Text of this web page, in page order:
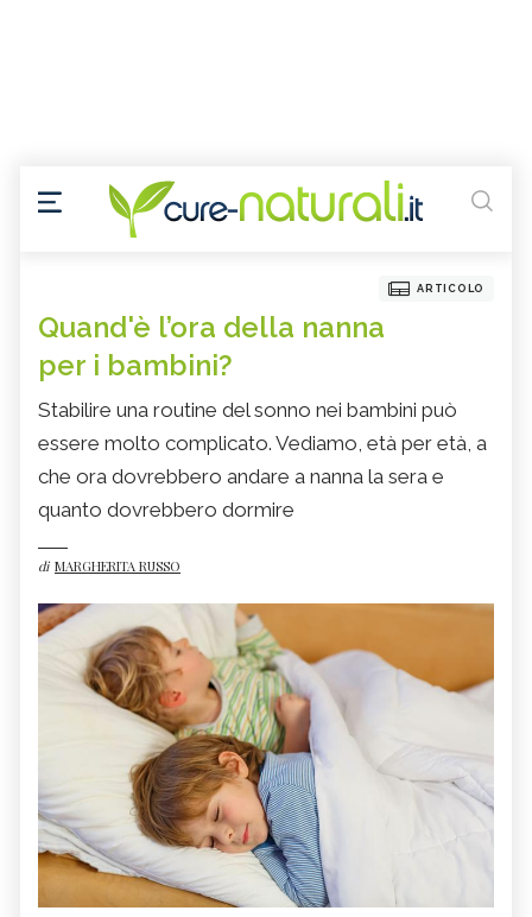
ARTICOLO
Quand'è l’ora della nanna
per i bambini?
Stabilire una routine del sonno nei bambini può
essere molto complicato. Vediamo, età per età, a
che ora dovrebbero andare a nanna la sera e
quanto dovrebbero dormire
di MARGHERITA RUSSO